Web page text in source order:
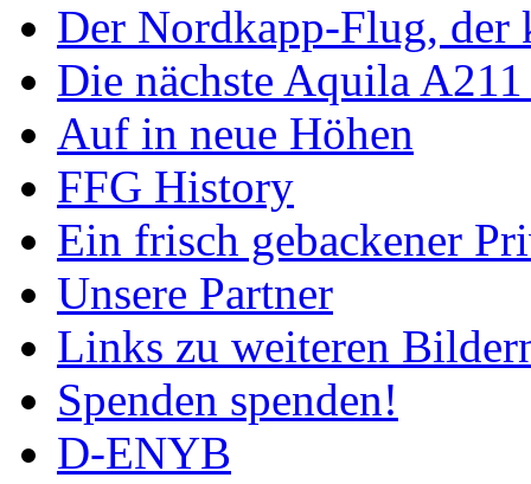
Der Nordkapp-Flug, der
Die nächste Aquila
Auf in neue Höhen
FFG History
Ein frisch gebackener
Unsere Partner
Links zu weiteren
Spenden spenden!
D-ENYB